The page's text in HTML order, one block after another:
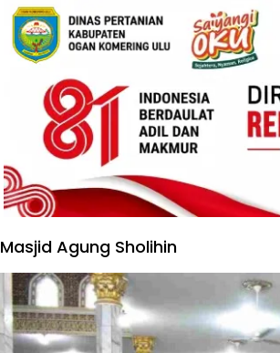
Masjid Agung Sholihin